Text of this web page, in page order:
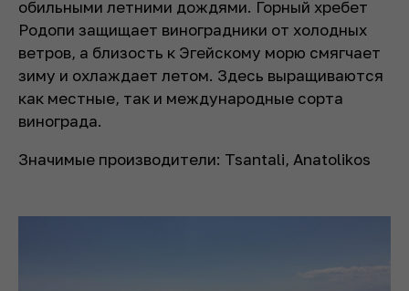
обильными летними дождями. Горный хребет
Родопи защищает виноградники от холодных
ветров, а близость к Эгейскому морю смягчает
зиму и охлаждает летом. Здесь выращиваются
как местные, так и международные сорта
винограда.
Значимые производители: Tsantali, Anatolikos